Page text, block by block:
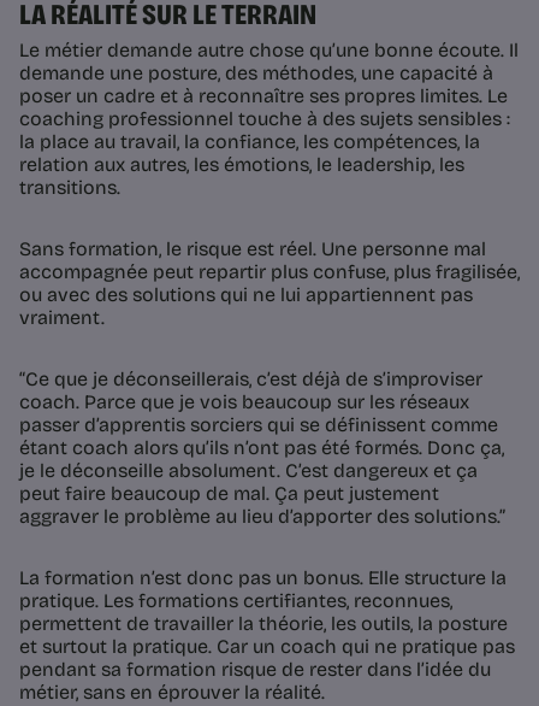
LA RÉALITÉ SUR LE TERRAIN
Le métier demande autre chose qu’une bonne écoute. Il
demande une posture, des méthodes, une capacité à
poser un cadre et à reconnaître ses propres limites. Le
coaching professionnel touche à des sujets sensibles :
la place au travail, la confiance, les compétences, la
relation aux autres, les émotions, le leadership, les
transitions.
Sans formation, le risque est réel. Une personne mal
accompagnée peut repartir plus confuse, plus fragilisée,
ou avec des solutions qui ne lui appartiennent pas
vraiment.
“Ce que je déconseillerais, c’est déjà de s’improviser
coach. Parce que je vois beaucoup sur les réseaux
passer d’apprentis sorciers qui se définissent comme
étant coach alors qu’ils n’ont pas été formés. Donc ça,
je le déconseille absolument. C’est dangereux et ça
peut faire beaucoup de mal. Ça peut justement
aggraver le problème au lieu d’apporter des solutions.”
La formation n’est donc pas un bonus. Elle structure la
pratique. Les formations certifiantes, reconnues,
permettent de travailler la théorie, les outils, la posture
et surtout la pratique. Car un coach qui ne pratique pas
pendant sa formation risque de rester dans l’idée du
métier, sans en éprouver la réalité.